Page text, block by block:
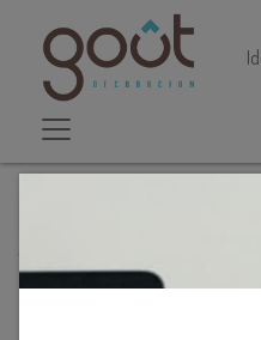
Lamp. Colg. 1L E27